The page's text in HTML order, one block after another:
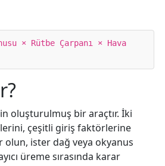
× Rütbe Çarpanı × Hava
oluşturulmuş bir araçtır. İki
çeşitli giriş faktörlerine
ister dağ veya okyanus
üreme sırasında karar